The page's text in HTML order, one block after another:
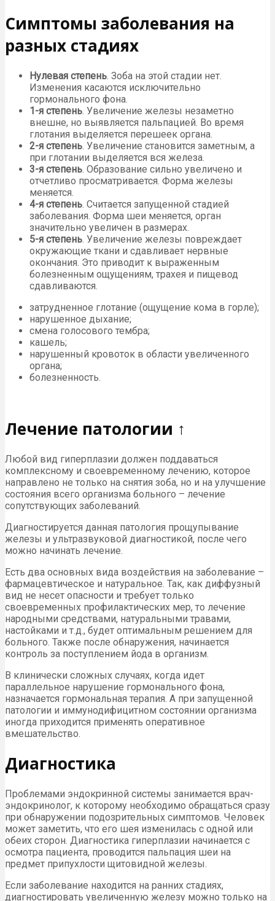
Симптомы заболевания на
разных стадиях
Нулевая степень . Зоба на этой стадии нет.
Изменения касаются исключительно
гормонального фона.
1-я степень . Увеличение железы незаметно
внешне, но выявляется пальпацией. Во время
глотания выделяется перешеек органа.
2-я степень . Увеличение становится заметным, а
при глотании выделяется вся железа.
3-я степень . Образование сильно увеличено и
отчетливо просматривается. Форма железы
меняется.
4-я степень . Считается запущенной стадией
заболевания. Форма шеи меняется, орган
значительно увеличен в размерах.
5-я степень . Увеличение железы повреждает
окружающие ткани и сдавливает нервные
окончания. Это приводит к выраженным
болезненным ощущениям, трахея и пищевод
сдавливаются.
затрудненное глотание (ощущение кома в горле);
нарушенное дыхание;
смена голосового тембра;
кашель;
нарушенный кровоток в области увеличенного
органа;
болезненность.
Лечение патологии ↑
Любой вид гиперплазии должен поддаваться
комплексному и своевременному лечению, которое
направлено не только на снятия зоба, но и на улучшение
состояния всего организма больного – лечение
сопутствующих заболеваний.
Диагностируется данная патология прощупывание
железы и ультразвуковой диагностикой, после чего
можно начинать лечение.
Есть два основных вида воздействия на заболевание –
фармацевтическое и натуральное. Так, как диффузный
вид не несет опасности и требует только
своевременных профилактических мер, то лечение
народными средствами, натуральными травами,
настойками и т.д., будет оптимальным решением для
больного. Также после обнаружения, начинается
контроль за поступлением йода в организм.
В клинически сложных случаях, когда идет
параллельное нарушение гормонального фона,
назначается гормональная терапия. А при запущенной
патологии и иммунодифицитном состоянии организма
иногда приходится применять оперативное
вмешательство.
Диагностика
Проблемами эндокринной системы занимается врач-
эндокринолог, к которому необходимо обращаться сразу
при обнаружении подозрительных симптомов. Человек
может заметить, что его шея изменилась с одной или
обеих сторон. Диагностика гиперплазии начинается с
осмотра пациента, проводится пальпация шеи на
предмет припухлости щитовидной железы.
Если заболевание находится на ранних стадиях,
диагностировать увеличенную железу можно только на